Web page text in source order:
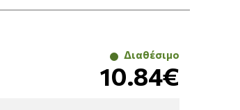
Διαθέσιμο
10.84€